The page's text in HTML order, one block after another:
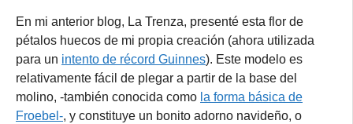
En mi anterior blog, La Trenza, presenté esta flor de
pétalos huecos de mi propia creación (ahora utilizada
para un intento de récord Guinnes). Este modelo es
relativamente fácil de plegar a partir de la base del
molino, -también conocida como la forma básica de
Froebel-, y constituye un bonito adorno navideño, o